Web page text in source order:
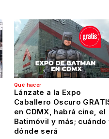
Qué hacer
Lánzate a la Expo
Caballero Oscuro
en CDMX, habrá cine, el
Batimóvil y más; cuándo
dónde será